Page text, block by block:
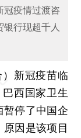
冠疫情过渡咨
行现超千人
新冠疫苗临
西国家卫生
暂停了中国企
因是该项目